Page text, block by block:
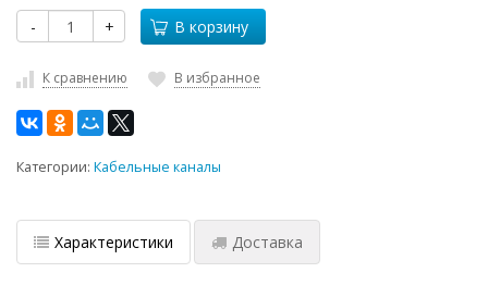
- + В корзину
К сравнению В избранное
Категории: Кабельные каналы
Характеристики Доставка